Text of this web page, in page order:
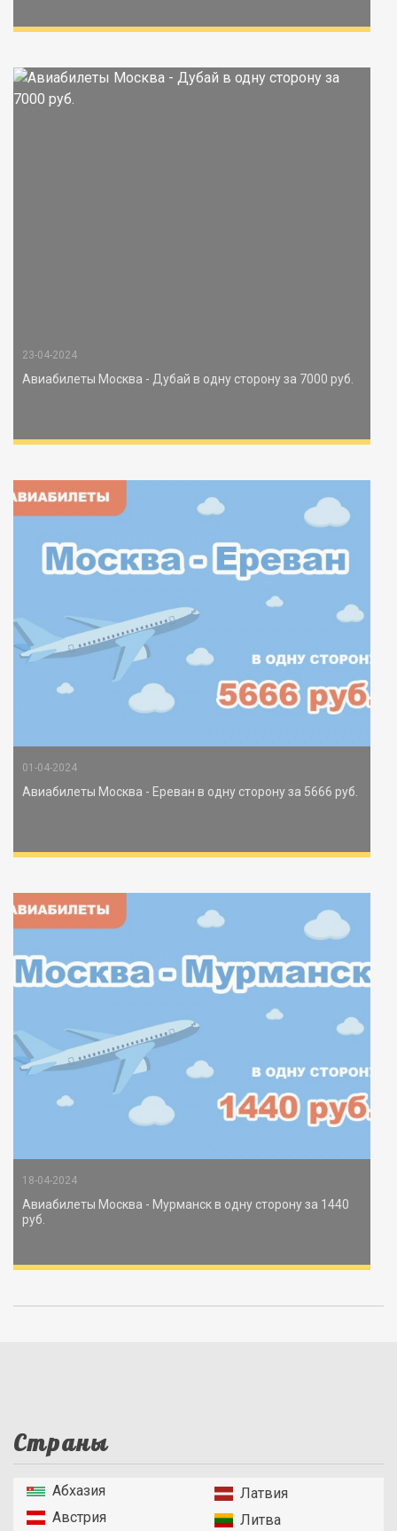
23-04-2024
Авиабилеты Москва - Дубай в одну сторону за 7000 руб.
01-04-2024
Авиабилеты Москва - Ереван в одну сторону за 5666 руб.
18-04-2024
Авиабилеты Москва - Мурманск в одну сторону за 1440
руб.
Страны
Абхазия
Австрия
Латвия
Литва